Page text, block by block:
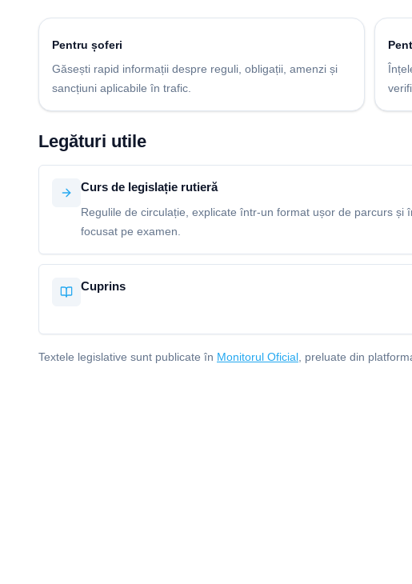
Pentru șoferi
Găsești rapid informații despre reguli, obligații, amenzi și
sancțiuni aplicabile în trafic.
Legături utile
Curs de legislație rutieră
Regulile de circulație, explicate într-un format ușor de parcurs și
focusat pe examen.
Cuprins
Textele legislative sunt publicate în Monitorul Oficial , preluate din